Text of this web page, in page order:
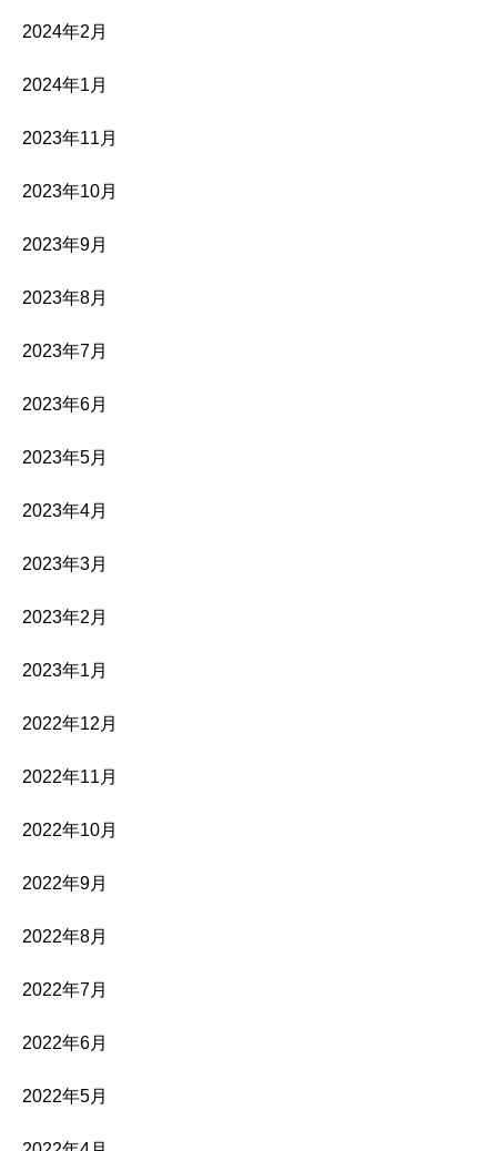
2024年2月
2024年1月
2023年11月
2023年10月
2023年9月
2023年8月
2023年7月
2023年6月
2023年5月
2023年4月
2023年3月
2023年2月
2023年1月
2022年12月
2022年11月
2022年10月
2022年9月
2022年8月
2022年7月
2022年6月
2022年5月